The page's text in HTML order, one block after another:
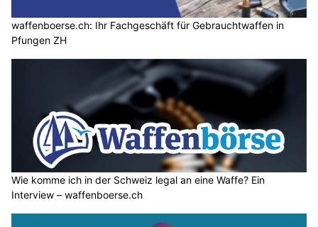
waffenboerse.ch: Ihr Fachgeschäft für Gebrauchtwaffen in
Pfungen ZH
Wie komme ich in der Schweiz legal an eine Waffe? Ein
Interview – waffenboerse.ch